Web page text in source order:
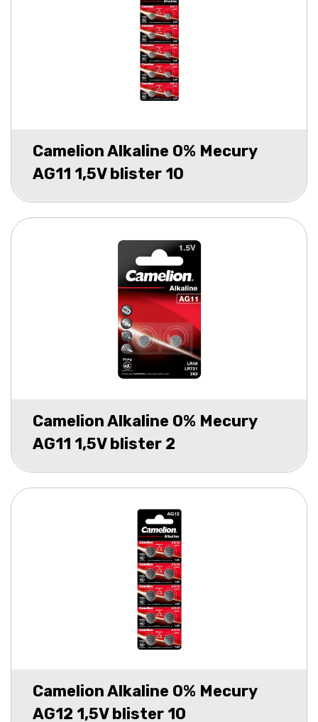
Camelion Alkaline 0% Mecury
AG11 1,5V blister 10
Camelion Alkaline 0% Mecury
AG11 1,5V blister 2
Camelion Alkaline 0% Mecury
AG12 1,5V blister 10